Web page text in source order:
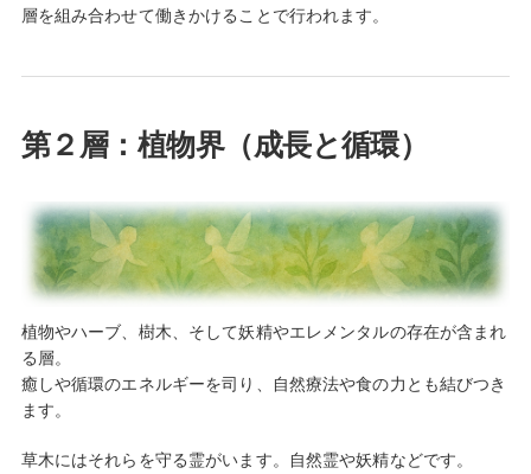
層を組み合わせて働きかけることで行われます。
第２層：植物界（成長と循環）
植物やハーブ、樹木、そして妖精やエレメンタルの存在が含まれ
る層。
癒しや循環のエネルギーを司り、自然療法や食の力とも結びつき
ます。
草木にはそれらを守る霊がいます。自然霊や妖精などです。